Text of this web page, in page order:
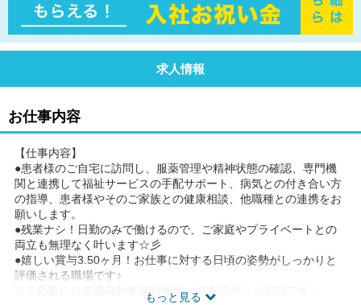
求人情報
お仕事内容
もっと見る
【仕事内容】
●患者様のご自宅に訪問し、服薬管理や精神状態の確認、専門機
関と連携して福祉サービスの手配サポート、病気との付き合い方
の指導、患者様やそのご家族との健康相談、他職種との連携をお
願いします。
●残業ナシ！日勤のみで働けるので、ご家庭やプライベートとの
両立も無理なく叶います☆彡
●嬉しい賞与3.50ヶ月！お仕事に対する日頃の姿勢がしっかりと
評価される職場です♪
※ご応募には普通自動車運転免許（AT限定可）が必須です。